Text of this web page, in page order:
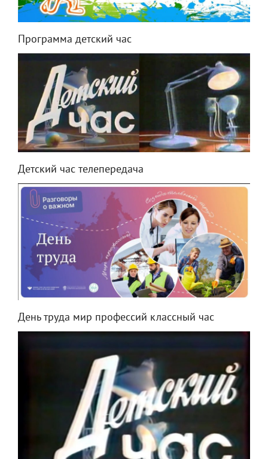
Программа детский час
Детский час телепередача
День труда мир профессий классный час